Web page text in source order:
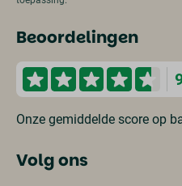
Beoordelingen
Onze gemiddelde score op
Volg ons